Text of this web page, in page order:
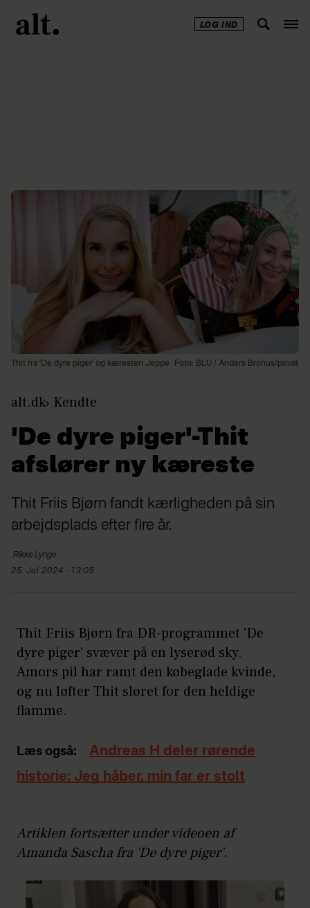
LOG IND
Thit fra 'De dyre piger' og kæresten Jeppe Foto: BLU / Anders Brohus/privat
alt.dk Kendte
'De dyre piger'-Thit
afslører ny kæreste
Thit Friis Bjørn fandt kærligheden på sin
arbejdsplads efter fire år.
Rikke Lynge
25. Jul 2024 - 13:05
Thit Friis Bjørn fra DR-programmet 'De
dyre piger' svæver på en lyserød sky.
Amors pil har ramt den købeglade kvinde,
og nu løfter Thit sløret for den heldige
flamme.
Læs også:
Andreas H deler rørende
historie: Jeg håber, min far er stolt
Artiklen fortsætter under videoen af
Amanda Sascha fra 'De dyre piger'.